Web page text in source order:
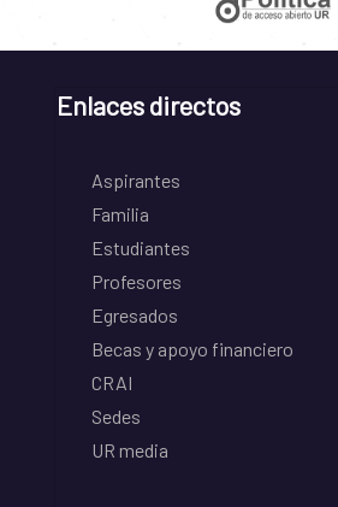
Enlaces directos
Aspirantes
Familia
Estudiantes
Profesores
Egresados
Becas y apoyo financiero
CRAI
Sedes
UR media